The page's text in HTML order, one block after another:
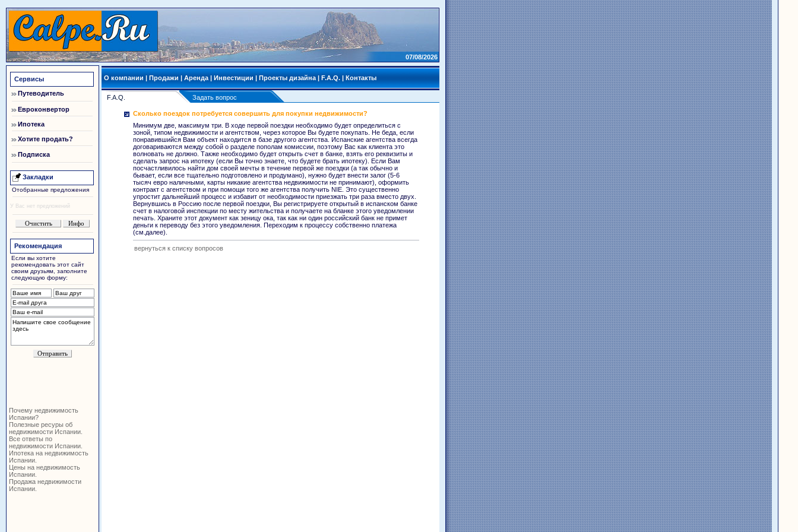
07/08/2026
Сервисы
Путеводитель
Евроконвертор
Ипотека
Хотите продать?
Подписка
Закладки
Отобранные предложения
У Вас нет предложений
Рекомендация
Если вы хотите
рекомендовать этот сайт
своим друзьям, заполните
следующую форму:
Почему недвижимость
Испании?
Полезные ресуры об
недвижимости Испании.
Все ответы по
недвижимости Испании.
Ипотека на недвижимость
Испании.
Цены на недвижимость
Испании.
Продажа недвижимости
Испании.
О компании | Продажи | Аренда | Инвестиции | Проекты дизайна | F.A.Q. | Контакты
F.A.Q. Задать вопрос
Сколько поездок потребуется совершить для покупки недвижимости?
Минимум две, максимум три. В ходе первой поездки необходимо будет определиться с
зоной, типом недвижимости и агентством, через которое Вы будете покупать. Не беда, если
понравившийся Вам объект находится в базе другого агентства. Испанские агентства всегда
договариваются между собой о разделе пополам комиссии, поэтому Вас как клиента это
волновать не должно. Также необходимо будет открыть счет в банке, взять его реквизиты и
сделать запрос на ипотеку (если Вы точно знаете, что будете брать ипотеку). Если Вам
посчастливилось найти дом своей мечты в течение первой же поездки (а так обычно и
бывает, если все тщательно подготовлено и продумано), нужно будет внести залог (5-6
тысяч евро наличными, карты никакие агентства недвижимости не принимают), оформить
контракт с агентством и при помощи того же агентства получить NIE. Это существенно
упростит дальнейший процесс и избавит от необходимости приезжать три раза вместо двух.
Вернувшись в Россию после первой поездки, Вы регистрируете открытый в испанском банке
счет в налоговой инспекции по месту жительства и получаете на бланке этого уведомлении
печать. Храните этот документ как зеницу ока, так как ни один российский банк не примет
деньги к переводу без этого уведомления. Переходим к процессу собственно платежа
(см.далее).
вернуться к списку вопросов